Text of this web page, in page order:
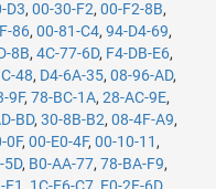
D3, 00-30-F2, 00-F2-8B,
86, 00-81-C4, 94-D4-69,
8B, 4C-77-6D, F4-DB-E6,
48, D4-6A-35, 08-96-AD,
9F, 78-BC-1A, 28-AC-9E,
BD, 30-8B-B2, 08-4F-A9,
0F, 00-E0-4F, 00-10-11 ,
5D, B0-AA-77, 78-BA-F9,